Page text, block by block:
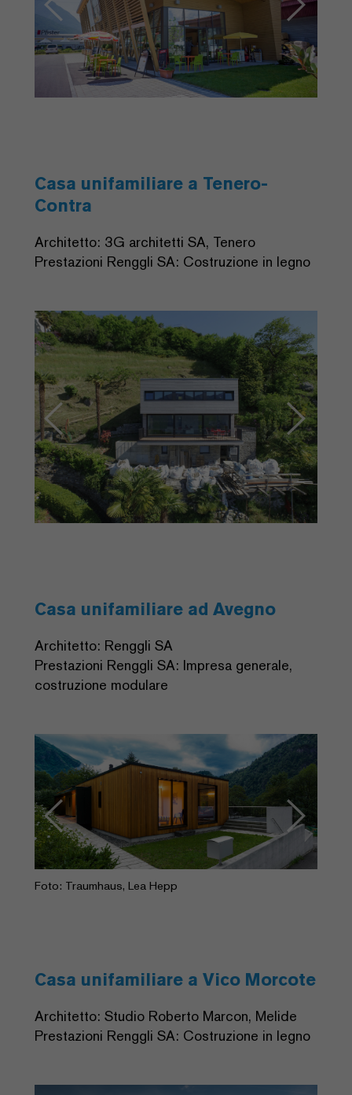
Casa unifamiliare a Tenero-
Contra
Architetto: 3G architetti SA, Tenero
Prestazioni Renggli SA: Costruzione in legno
Previous
Casa unifamiliare ad Avegno
Architetto: Renggli SA
Prestazioni Renggli SA: Impresa generale,
costruzione modulare
Foto: Traumhaus, Lea Hepp
Previous Next
Casa unifamiliare a Vico Morcote
Architetto: Studio Roberto Marcon, Melide
Prestazioni Renggli SA: Costruzione in legno